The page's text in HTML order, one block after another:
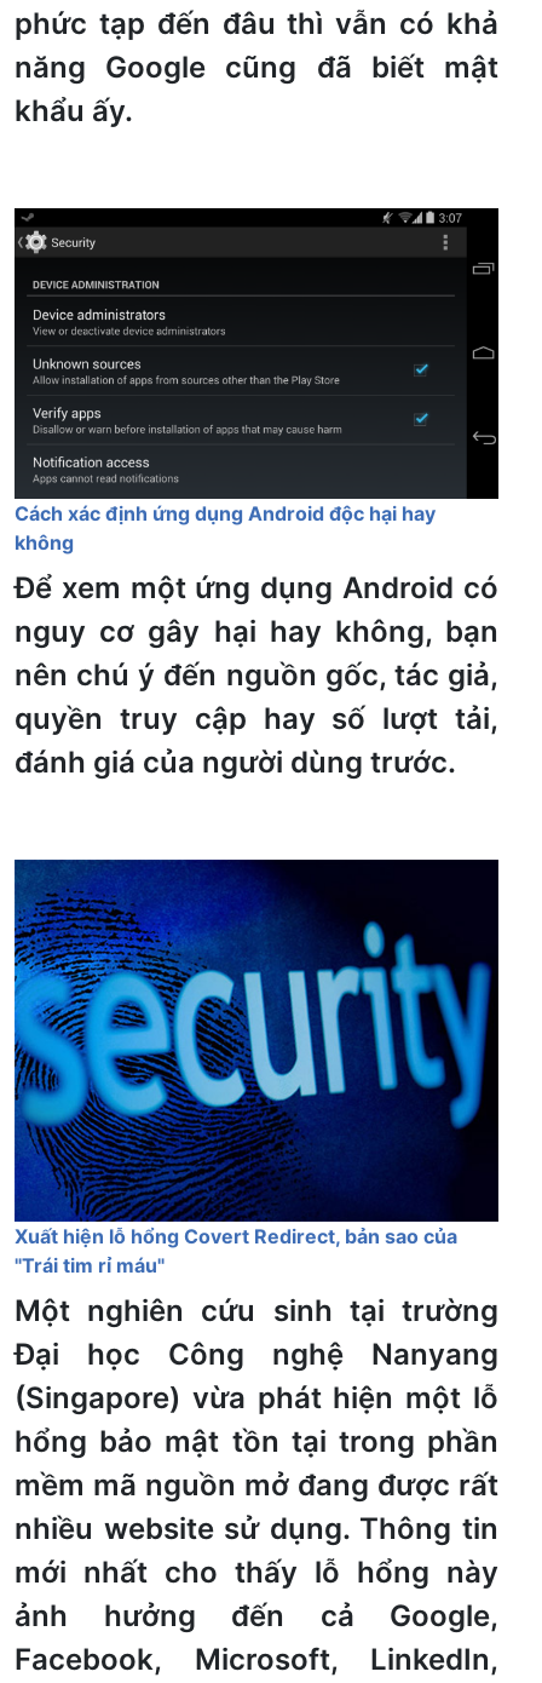
phức tạp đến đâu thì vẫn có khả
năng Google cũng đã biết mật
khẩu ấy.
Cách xác định ứng dụng Android độc hại hay
không
Để xem một ứng dụng Android có
nguy cơ gây hại hay không, bạn
nên chú ý đến nguồn gốc, tác giả,
quyền truy cập hay số lượt tải,
đánh giá của người dùng trước.
Xuất hiện lỗ hổng Covert Redirect, bản sao của
"Trái tim rỉ máu"
Một nghiên cứu sinh tại trường
Đại học Công nghệ Nanyang
(Singapore) vừa phát hiện một lỗ
hổng bảo mật tồn tại trong phần
mềm mã nguồn mở đang được rất
nhiều website sử dụng. Thông tin
mới nhất cho thấy lỗ hổng này
ảnh hưởng đến cả Google,
Facebook, Microsoft, LinkedIn,